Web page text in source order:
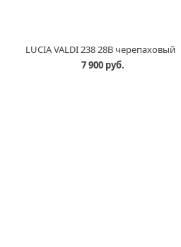
LUCIA VALDI 238 28B черепаховый
7 900 руб.